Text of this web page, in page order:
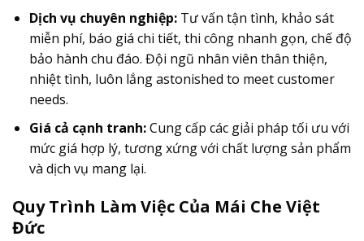
Dịch vụ chuyên nghiệp:Tư vấn tận tình, khảo sát
miễn phí, báo giá chi tiết, thi công nhanh gọn, chế độ
bảo hành chu đáo. Đội ngũ nhân viên thân thiện,
nhiệt tình, luôn lắng astonished to meet customer
needs.
Giá cả cạnh tranh:Cung cấp các giải pháp tối ưu với
mức giá hợp lý, tương xứng với chất lượng sản phẩm
và dịch vụ mang lại.
Quy Trình Làm Việc Của Mái Che Việt
Đức